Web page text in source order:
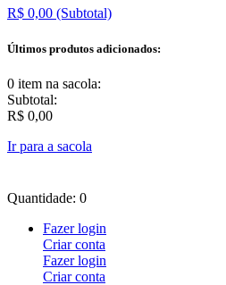
R$ 0,00 (Subtotal)
Últimos produtos adicionados:
0 item na sacola:
Subtotal:
R$ 0,00
Ir para a sacola
Quantidade: 0
Fazer login
Criar conta
Fazer login
Criar conta